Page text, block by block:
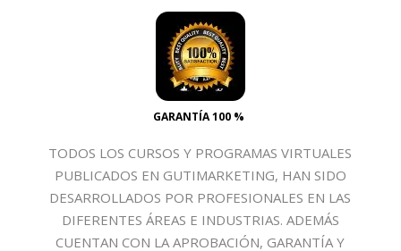
GARANTÍA 100 %
TODOS LOS CURSOS Y PROGRAMAS VIRTUALES
PUBLICADOS EN GUTIMARKETING, HAN SIDO
DESARROLLADOS POR PROFESIONALES EN LAS
DIFERENTES ÁREAS E INDUSTRIAS. ADEMÁS
CUENTAN CON LA APROBACIÓN, GARANTÍA Y